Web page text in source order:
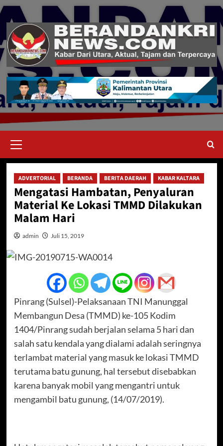
Skip
content
Menu
ADVERTORIAL BERANDA BERITA DAERAH KABAR KALTARA
Mengatasi Hambatan, Penyaluran
Material Ke Lokasi TMMD Dilakukan
Malam Hari
admin Juli 15, 2019
Pinrang (Sulsel)-Pelaksanaan TNI Manunggal
Membangun Desa (TMMD) ke-105 Kodim
1404/Pinrang sudah berjalan selama 5 hari dan
salah satu kendala yang dialami adalah seringnya
terlambat material yang masuk ke lokasi TMMD
terutama batu gunung, hal tersebut disebabkan
karena banyak mobil yang mengantri untuk
mengambil batu gunung, (14/07/2019).